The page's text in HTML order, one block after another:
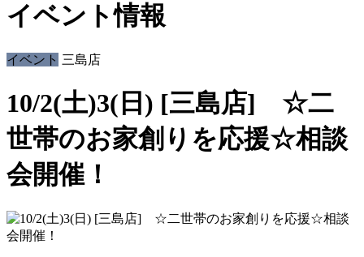
イベント情報
イベント 三島店
10/2(土)3(日) [三島店] ☆二
世帯のお家創りを応援☆相談
会開催！